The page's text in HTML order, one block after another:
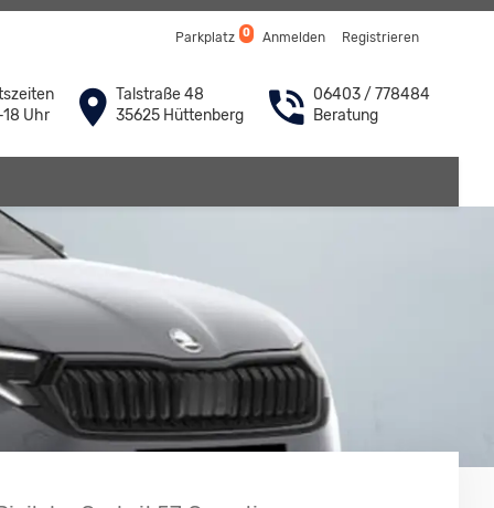
Parkplatz 0 Anmelden Registrieren
Uhr
Talstraße 48
35625 Hüttenberg
06403 / 778484
Beratung